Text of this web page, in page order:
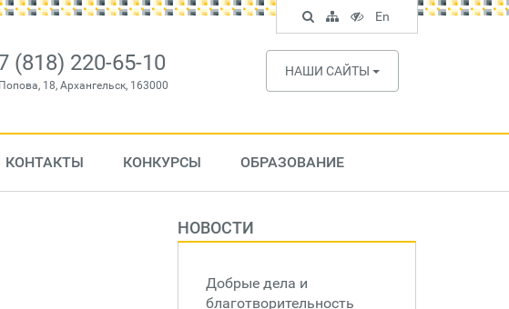
(818) 220-65-10
18, Архангельск, 163000
НАШИ САЙТЫ
КОНТАКТЫ КОНКУРСЫ ОБРАЗОВАНИЕ
НОВОСТИ
Добрые дела и
благотворительность
Поиск
по
сайту
Карта
сайта
Версия
для
слабовидящих
En
English